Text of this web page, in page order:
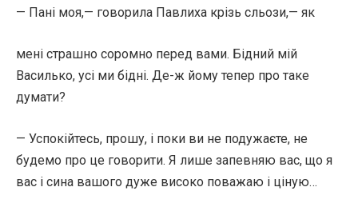
— Пані моя,— говорила Павлиха крізь сльози,— як
мені страшно соромно перед вами. Бідний мій
Василько, усі ми бідні. Де-ж йому тепер про таке
думати?
— Успокійтесь, прошу, і поки ви не подужаєте, не
будемо про це говорити. Я лише запевняю вас, що я
вас і сина вашого дуже високо поважаю і ціную…